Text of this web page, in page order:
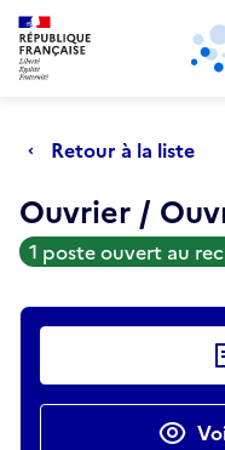
Aller au menu principal
Retour à la liste
Ouvrier /
1 poste ouvert au
Actions
Retour au début de la
Panneau de gestion des